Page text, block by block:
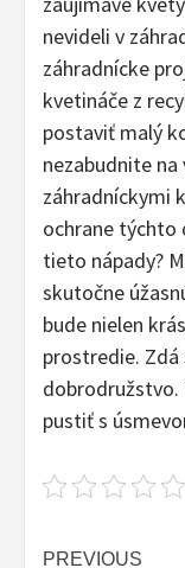
nevideli v
záhradnícke
kvetináče z
postaviť malý
nezabudnite
záhradníckymi
ochrane týchto
tieto nápady?
skutočne
bude nielen
prostredie. Zdá
dobrodružstvo.
pustiť s
PREVIOUS